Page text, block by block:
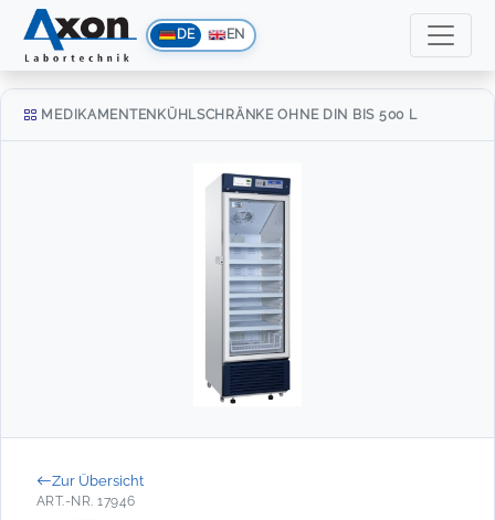
DE EN
MEDIKAMENTENKÜHLSCHRÄNKE OHNE DIN BIS 500 L
Zur Übersicht
ART.-NR. 17946